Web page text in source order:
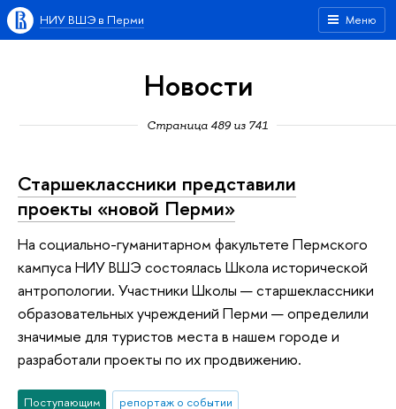
Меню
НИУ ВШЭ в Перми
Новости
Страница 489 из 741
Старшеклассники представили
проекты «новой Перми»
На социально-гуманитарном факультете Пермского
кампуса НИУ ВШЭ состоялась Школа исторической
антропологии. Участники Школы — старшеклассники
образовательных учреждений Перми — определили
значимые для туристов места в нашем городе и
разработали проекты по их продвижению.
Поступающим
репортаж о событии